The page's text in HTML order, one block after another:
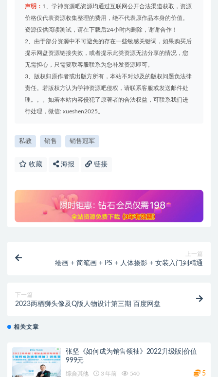
声明： 1、学神资源吧资源均通过互联网公开合法渠道获取，资源
价格仅代表资源收集整理的费用，绝不代表原作品本身的价值。
资源仅供阅读测试，请在下载后24小时内删除，谢谢合作！
2、由于部分资源中不可避免的存在一些敏感关键词，如果购买后
提示网盘资源链接失效，或者提示此类资源无法分享的情况，您
无需担心，只需要联客服联系为您补发资源即可。
3、版权归原作者或出版方所有，本站不对涉及的版权问题负法律
责任。若版权方认为学神资源吧侵权，请联系客服或发送邮件处
理。。。如若本站内容侵犯了原著者的合法权益，可联系我们进
行处理，微信: xueshen2025。
私教 销售 销售冠军
收藏 海报 链接
上一篇
绘画 + 简笔画 + PS + 人体摄影 + 女装入门到精通
下一篇
2023两栖狮头像及Q版人物设计第三期 百度网盘
相关文章
张坚《如何成为销售领袖》2022升级版|价值
999元
综合其他 3 年前 540 5